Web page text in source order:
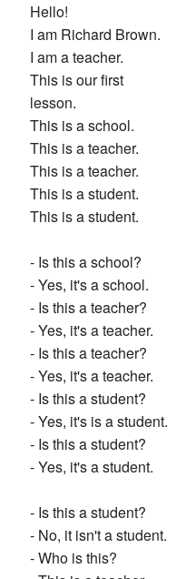
Hello!
I am Richard Brown.
I am a teacher.
This is our first
lesson.
This is a school.
This is a teacher.
This is a teacher.
This is a student.
This is a student.
- Is this a school?
- Yes, it's a school.
- Is this a teacher?
- Yes, it's a teacher.
- Is this a teacher?
- Yes, it's a teacher.
- Is this a student?
- Yes, it's is a student.
- Is this a student?
- Yes, it's a student.
- Is this a student?
- No, it isn't a student.
- Who is this?